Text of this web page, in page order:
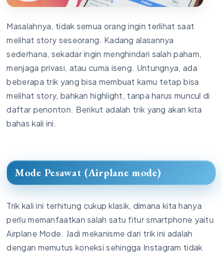
Masalahnya, tidak semua orang ingin terlihat saat
melihat story seseorang. Kadang alasannya
sederhana, sekadar ingin menghindari salah paham,
menjaga privasi, atau cuma iseng. Untungnya, ada
beberapa trik yang bisa membuat kamu tetap bisa
melihat story, bahkan highlight, tanpa harus muncul di
daftar penonton. Berikut adalah trik yang akan kita
bahas kali ini.
Mode Pesawat (Airplane mode)
Trik kali ini terhitung cukup klasik, dimana kita hanya
perlu memanfaatkan salah satu fitur smartphone yaitu
Airplane Mode. Jadi mekanisme dari trik ini adalah
dengan memutus koneksi sehingga Instagram tidak